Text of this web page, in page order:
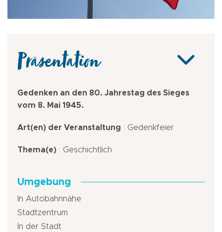
Präsentation
Gedenken an den 80. Jahrestag des Sieges
vom 8. Mai 1945.
Art(en) der Veranstaltung : Gedenkfeier
Thema(e) : Geschichtlich
Umgebung
In Autobahnnähe
Stadtzentrum
In der Stadt